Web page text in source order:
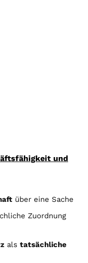
und
über eine Sache
Zuordnung
als tatsächliche